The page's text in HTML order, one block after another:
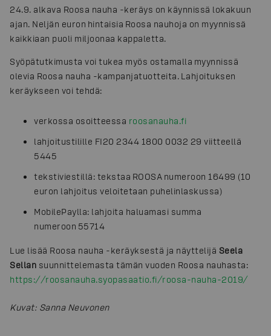
24.9. alkava Roosa nauha -keräys on käynnissä lokakuun
ajan. Neljän euron hintaisia Roosa nauhoja on myynnissä
kaikkiaan puoli miljoonaa kappaletta.
Syöpätutkimusta voi tukea myös ostamalla myynnissä
olevia Roosa nauha -kampanjatuotteita. Lahjoituksen
keräykseen voi tehdä:
verkossa osoitteessa roosanauha.fi
lahjoitustilille FI20 2344 1800 0032 29 viitteellä
5445
tekstiviestillä: tekstaa ROOSA numeroon 16499 (10
euron lahjoitus veloitetaan puhelinlaskussa)
MobilePaylla: lahjoita haluamasi summa
numeroon 55714
Lue lisää Roosa nauha -keräyksestä ja näyttelijä Seela
Sellan suunnittelemasta tämän vuoden Roosa nauhasta:
https://roosanauha.syopasaatio.fi/roosa-nauha-2019/
Kuvat: Sanna Neuvonen